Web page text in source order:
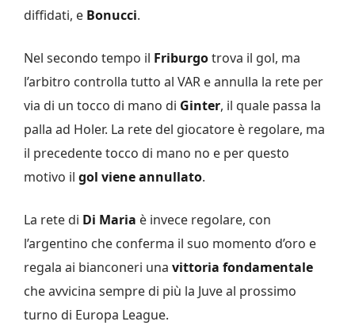
diffidati, e Bonucci.
Nel secondo tempo il Friburgotrova il gol, ma
l’arbitro controlla tutto al VAR e annulla la rete per
via di un tocco di mano di Ginter, il quale passa la
palla ad Holer. La rete del giocatore è regolare, ma
il precedente tocco di mano no e per questo
motivo il gol viene annullato.
La rete di Di Maria è invece regolare, con
l’argentino che conferma il suo momento d’oro e
regala ai bianconeri una vittoria fondamentale
che avvicina sempre di più la Juve al prossimo
turno di Europa League.